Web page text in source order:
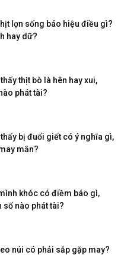
lợn sống báo hiệu điều gì?
hay dữ?
thịt bò là hên hay xui,
phát tài?
bị đuổi giết có ý nghĩa gì,
mắn?
khóc có điềm báo gì,
số nào phát tài?
núi có phải sắp gặp may?